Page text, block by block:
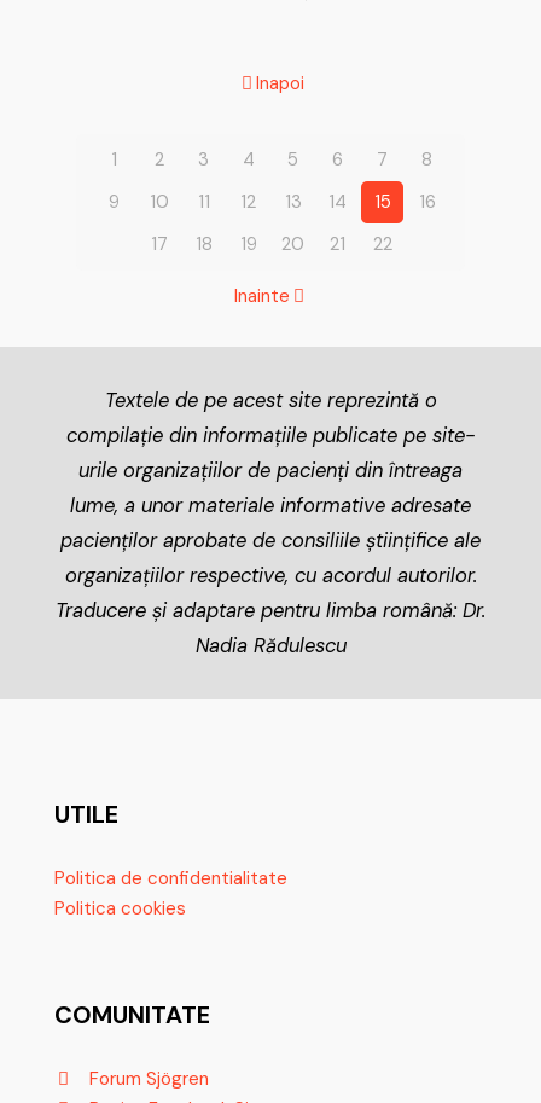
Inapoi
1 2 3 4 5 6 7
8
9
10 11 12 13 14 15
16
17
18 19 20 21 22
Inainte
Textele de pe acest site reprezintă o
compilație din informațiile publicate pe site-
urile organizațiilor de pacienți din întreaga
lume, a unor materiale informative adresate
pacienților aprobate de consiliile științifice ale
organizațiilor respective, cu acordul autorilor.
Traducere și adaptare pentru limba română: Dr.
Nadia Rădulescu
UTILE
Politica de confidentialitate
Politica cookies
COMUNITATE
Forum Sjögren